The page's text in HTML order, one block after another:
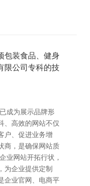
包装食品、健身
限公司专科的技
成为展示品牌形
、高效的网站不仅
户、促进业务增
商，是确保网站质
业网站开拓行状，
为企业提供定制
企业官网、电商平